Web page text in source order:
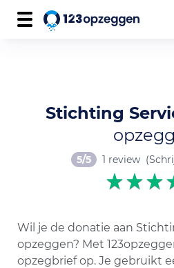
Stichting
5/5 1 review
Wil je de donatie aan
opzeggen? Met
opzegbrief op. Je gebruikt